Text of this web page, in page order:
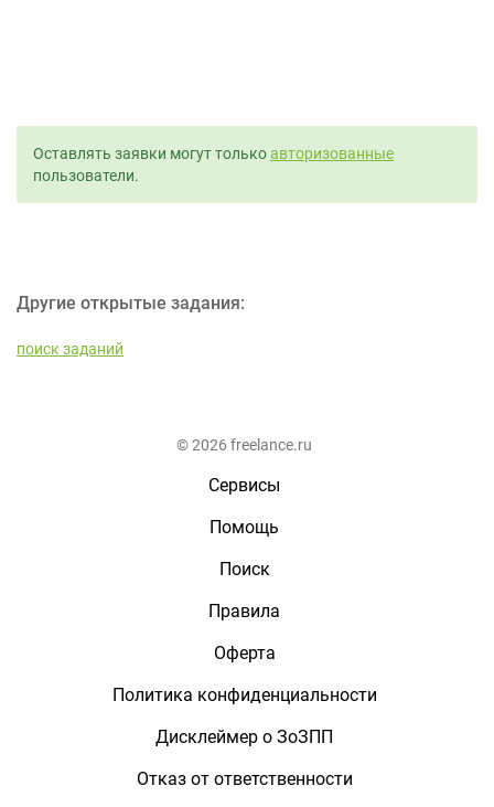
Оставлять заявки могут толькоавторизованные
пользователи.
Другие открытые задания:
поиск заданий
© 2026 freelance.ru
Сервисы
Помощь
Поиск
Правила
Оферта
Политика конфиденциальности
Дисклеймер о ЗоЗПП
Отказ от ответственности